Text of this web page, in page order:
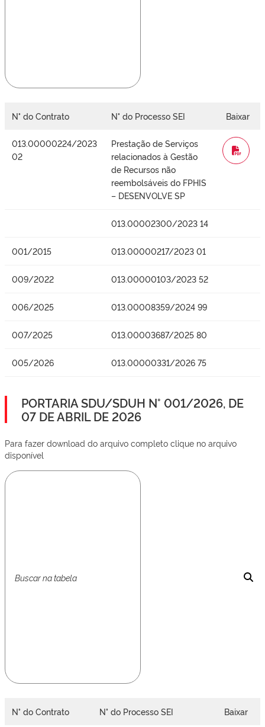
N° do Contrato N° do Processo SEI Baixar
013.00000224/2023
02
Prestação de Serviços
relacionados à Gestão
de Recursos não
reembolsáveis do FPHIS
– DESENVOLVE SP
WORD
013.00002300/2023 14
001/2015 013.00000217/2023 01
009/2022 013.00000103/2023 52
006/2025 013.00008359/2024 99
007/2025 013.00003687/2025 80
005/2026 013.00000331/2026 75
PORTARIA SDU/SDUH N° 001/2026, DE
07 DE ABRIL DE 2026
Para fazer download do arquivo completo clique no arquivo
disponível
N° do Contrato N° do Processo SEI Baixar